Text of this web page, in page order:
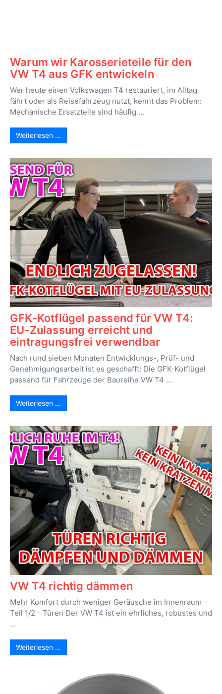
Warum wir Karosserieteile für den
VW T4 aus GFK entwickeln
Wer heute einen Volkswagen T4 restauriert, im Alltag
fährt oder als Reisefahrzeug nutzt, kennt das Problem:
Mechanische Ersatzteile sind häufig ...
Weiterlesen …
GFK-Kotflügel passend für VW T4:
EU-Zulassung erreicht und
eintragungsfrei verwendbar
Nach rund sieben Monaten Entwicklungs-, Prüf- und
Genehmigungsarbeit ist es geschafft: Die GFK-Kotflügel
passend für Fahrzeuge der Baureihe VW T4 ...
Weiterlesen …
VW T4 richtig dämmen
Mehr Komfort durch weniger Geräusche im Innenraum -
Teil 1/2 - Türen Der VW T4 ist ein ehrliches, robustes und
...
Weiterlesen …